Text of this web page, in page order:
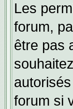
Les
forum,
être pas
forum si